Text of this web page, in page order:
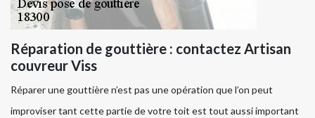
Réparation de gouttière : contactez Artisan
couvreur Viss
Réparer une gouttière n’est pas une opération que l’on peut
improviser tant cette partie de votre toit est tout aussi important